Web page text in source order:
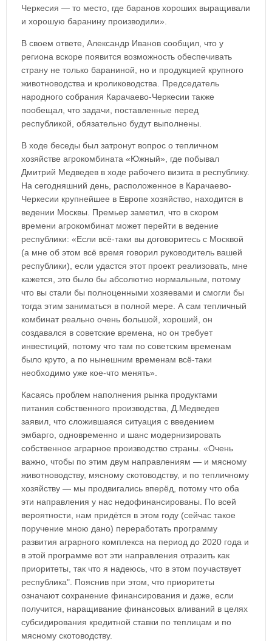
Черкесия — то место, где баранов хороших выращивали
и хорошую баранину производили».
В своем ответе, Александр Иванов сообщил, что у
региона вскоре появится возможность обеспечивать
страну не только бараниной, но и продукцией крупного
животноводства и кролиководства. Председатель
народного собрания Карачаево-Черкесии также
пообещал, что задачи, поставленные перед
республикой, обязательно будут выполнены.
В ходе беседы был затронут вопрос о тепличном
хозяйстве агрокомбината «Южный», где побывал
Дмитрий Медведев в ходе рабочего визита в республику.
На сегодняшний день, расположенное в Карачаево-
Черкесии крупнейшее в Европе хозяйство, находится в
ведении Москвы. Премьер заметил, что в скором
времени агрокомбинат может перейти в ведение
республики: «Если всё-таки вы договоритесь с Москвой
(а мне об этом всё время говорил руководитель вашей
республики), если удастся этот проект реализовать, мне
кажется, это было бы абсолютно нормальным, потому
что вы стали бы полноценными хозяевами и смогли бы
тогда этим заниматься в полной мере. А сам тепличный
комбинат реально очень большой, хороший, он
создавался в советские времена, но он требует
инвестиций, потому что там по советским временам
было круто, а по нынешним временам всё-таки
необходимо уже кое-что менять».
Касаясь проблем наполнения рынка продуктами
питания собственного производства, Д.Медведев
заявил, что сложившаяся ситуация с введением
эмбарго, одновременно и шанс модернизировать
собственное аграрное производство страны. «Очень
важно, чтобы по этим двум направлениям — и мясному
животноводству, мясному скотоводству, и по тепличному
хозяйству — мы продвигались вперёд, потому что оба
эти направления у нас недофинансированы. По всей
вероятности, нам придётся в этом году (сейчас такое
поручение мною дано) переработать программу
развития аграрного комплекса на период до 2020 года и
в этой программе вот эти направления отразить как
приоритеты, так что я надеюсь, что в этом поучаствует
республика". Пояснив при этом, что приоритеты
означают сохранение финансирования и даже, если
получится, наращивание финансовых вливаний в целях
субсидирования кредитной ставки по теплицам и по
мясному скотоводству.